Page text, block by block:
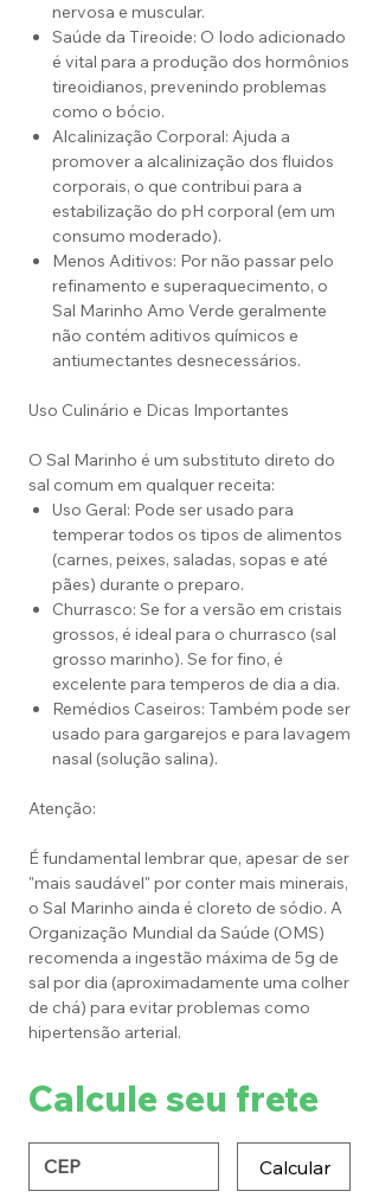
nervosa e muscular.
Saúde da Tireoide: O Iodo adicionado
é vital para a produção dos hormônios
tireoidianos, prevenindo problemas
como o bócio.
Alcalinização Corporal: Ajuda a
promover a alcalinização dos fluidos
corporais, o que contribui para a
estabilização do pH corporal (em um
consumo moderado).
Menos Aditivos: Por não passar pelo
refinamento e superaquecimento, o
Sal Marinho Amo Verde geralmente
não contém aditivos químicos e
antiumectantes desnecessários.
Uso Culinário e Dicas Importantes
O Sal Marinho é um substituto direto do
sal comum em qualquer receita:
Uso Geral: Pode ser usado para
temperar todos os tipos de alimentos
(carnes, peixes, saladas, sopas e até
pães) durante o preparo.
Churrasco: Se for a versão em cristais
grossos, é ideal para o churrasco (sal
grosso marinho). Se for fino, é
excelente para temperos de dia a dia.
Remédios Caseiros: Também pode ser
usado para gargarejos e para lavagem
nasal (solução salina).
Atenção:
É fundamental lembrar que, apesar de ser
"mais saudável" por conter mais minerais,
o Sal Marinho ainda é cloreto de sódio. A
Organização Mundial da Saúde (OMS)
recomenda a ingestão máxima de 5g de
sal por dia (aproximadamente uma colher
de chá) para evitar problemas como
hipertensão arterial.
Calcule seu frete
Calcular